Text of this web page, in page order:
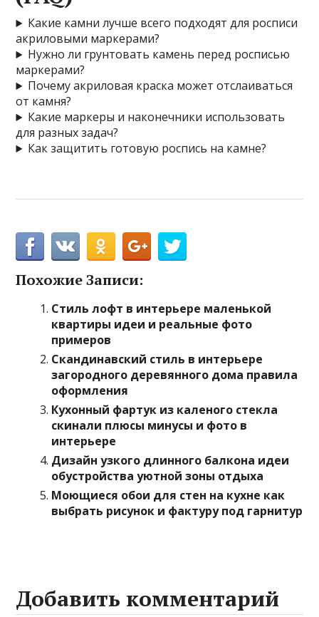
Какие камни лучше всего подходят для росписи
акриловыми маркерами?
Нужно ли грунтовать камень перед росписью
маркерами?
Почему акриловая краска может отслаиваться
от камня?
Какие маркеры и наконечники использовать
для разных задач?
Как защитить готовую роспись на камне?
Похожие Записи:
Стиль лофт в интерьере маленькой
квартиры идеи и реальные фото
примеров
Скандинавский стиль в интерьере
загородного деревянного дома правила
оформления
Кухонный фартук из каленого стекла
скинали плюсы минусы и фото в
интерьере
Дизайн узкого длинного балкона идеи
обустройства уютной зоны отдыха
Моющиеся обои для стен на кухне как
выбрать рисунок и фактуру под гарнитур
Добавить комментарий